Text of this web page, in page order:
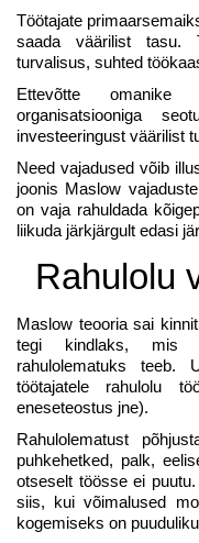
Töötajate
saada väärilist tasu.
turvalisus, suhted
Ettevõtte
organisatsiooniga
investeeringust väärilist
Need vajadused võib
joonis Maslow
on vaja rahuldada
liikuda järkjärgult edasi
Rahulolu
Maslow teooria sai
tegi kindlaks, mis
rahulolematuks teeb.
töötajatele rahulolu
eneseteostus jne).
Rahulolematust
puhkehetked, palk,
otseselt töösse ei
siis, kui võimalused
kogemiseks on